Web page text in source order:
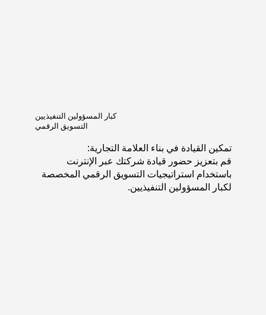
كبار المسؤولين التنفيذيين
التسويق الرقمي
تمكين القيادة في بناء العلامة التجارية:
قم بتعزيز حضور قيادة شركتك عبر الإنترنت
باستخدام استراتيجيات التسويق الرقمي المخصصة
لكبار المسؤولين التنفيذيين.